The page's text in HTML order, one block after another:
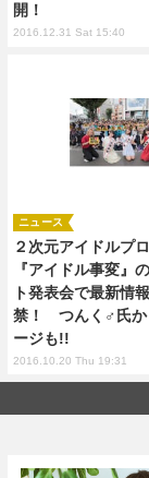
開！
2016.12.31 Sat 15:40
２次元アイドルプ
『アイドル事変』
ト発表会で最新情
禁！ つんく♂氏か
ージも!!
ニュース
2016.10.20 Thu 19:31